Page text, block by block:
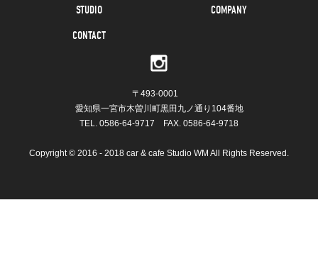
STUDIO
COMPANY
CONTACT
〒493-0001
愛知県一宮市木曽川町黒田九ノ通り104番地
TEL. 0586-64-9717 FAX. 0586-64-9718
Copyright © 2016 - 2018 car & cafe Studio WM All Rights Reserved.